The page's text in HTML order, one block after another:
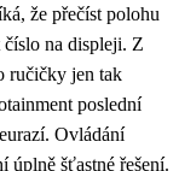
že přečíst polohu
na displeji. Z
ručičky jen tak
poslední
Ovládání
úplně šťastné řešení.